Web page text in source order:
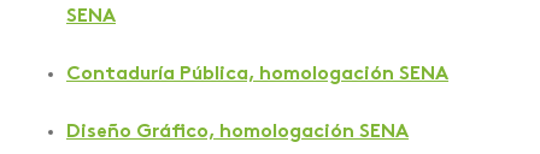
SENA
Contaduría Pública, homologación SENA
Diseño Gráfico, homologación SENA